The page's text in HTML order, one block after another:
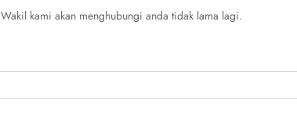
Wakil kami akan menghubungi anda tidak lama lagi.